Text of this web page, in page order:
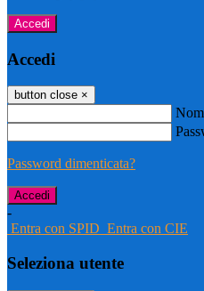
Accedi
Accedi
button close ×
Password dimenticata?
-
Entra con SPID Entra con CIE
Seleziona utente